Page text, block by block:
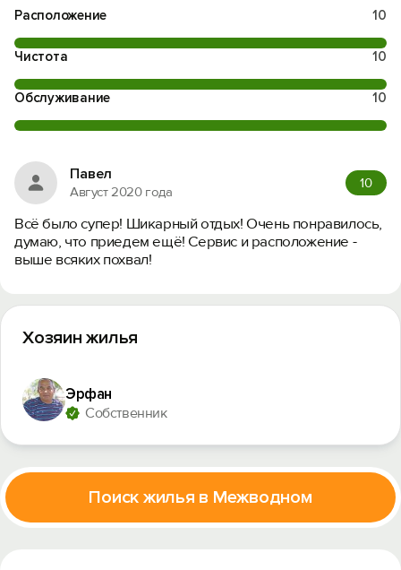
Расположение 10
Чистота 10
Обслуживание 10
Павел
Август 2020 года
10
Всё было супер! Шикарный отдых! Очень понравилось,
думаю, что приедем ещё! Сервис и расположение -
выше всяких похвал!
Хозяин жилья
Эрфан
Собственник
Поиск жилья в Межводном